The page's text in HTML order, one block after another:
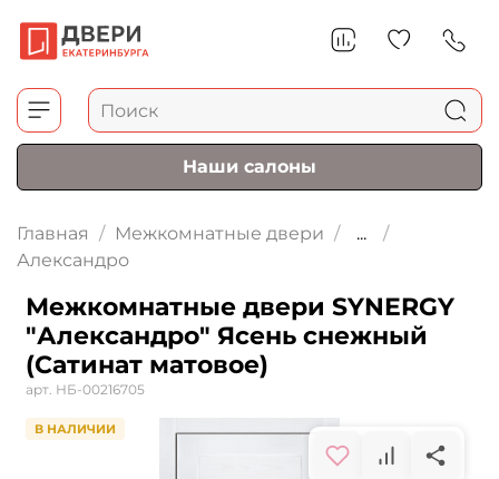
Наши салоны
Главная Межкомнатные двери
...
Александро
Межкомнатные двери SYNERGY
"Александро" Ясень снежный
(Сатинат матовое)
арт. НБ-00216705
В НАЛИЧИИ